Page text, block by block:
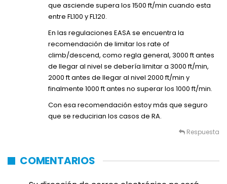
que asciende supera los 1500 ft/min cuando esta
entre FL100 y FL120.
En las regulaciones EASA se encuentra la
recomendación de limitar los rate of
climb/descend, como regla general, 3000 ft antes
de llegar al nivel se debería limitar a 3000 ft/min,
2000 ft antes de llegar al nivel 2000 ft/min y
finalmente 1000 ft antes no superar los 1000 ft/min.
Con esa recomendación estoy más que seguro
que se reducirian los casos de RA.
Respuesta
COMENTARIOS